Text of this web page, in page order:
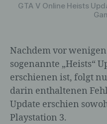
GTA V Online Heists
Nachdem vor wenigen
sogenannte „Heists“
erschienen ist, folgt
darin enthaltenen
Update erschien
Playstation 3.